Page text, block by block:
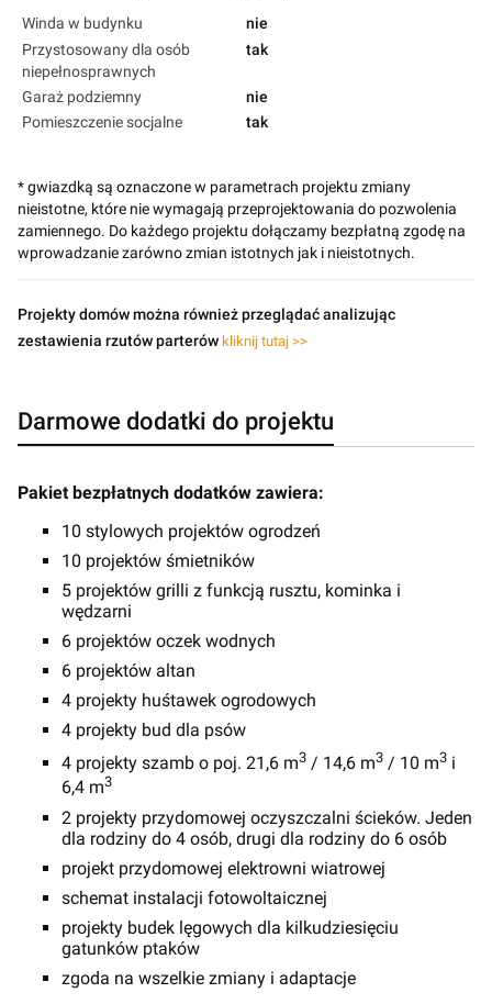
Winda w budynku
nie
Przystosowany dla osób
niepełnosprawnych
tak
Garaż podziemny
nie
Pomieszczenie socjalne
tak
* gwiazdką są oznaczone w parametrach projektu zmiany
nieistotne, które nie wymagają przeprojektowania do pozwolenia
zamiennego. Do każdego projektu dołączamy bezpłatną zgodę na
wprowadzanie zarówno zmian istotnych jak i nieistotnych.
Projekty domów można również przeglądać analizując
zestawienia rzutów parterów kliknij tutaj >>
Darmowe dodatki do projektu
Pakiet bezpłatnych dodatków zawiera:
10 stylowych projektów ogrodzeń
10 projektów śmietników
5 projektów grilli z funkcją rusztu, kominka i
wędzarni
6 projektów oczek wodnych
6 projektów altan
4 projekty huśtawek ogrodowych
4 projekty bud dla psów
4 projekty szamb o poj. 21,6 m3 / 14,6 m3 / 10 m3 i
6,4 m3
2 projekty przydomowej oczyszczalni ścieków. Jeden
dla rodziny do 4 osób, drugi dla rodziny do 6 osób
projekt przydomowej elektrowni wiatrowej
schemat instalacji fotowoltaicznej
projekty budek lęgowych dla kilkudziesięciu
gatunków ptaków
zgoda na wszelkie zmiany i adaptacje